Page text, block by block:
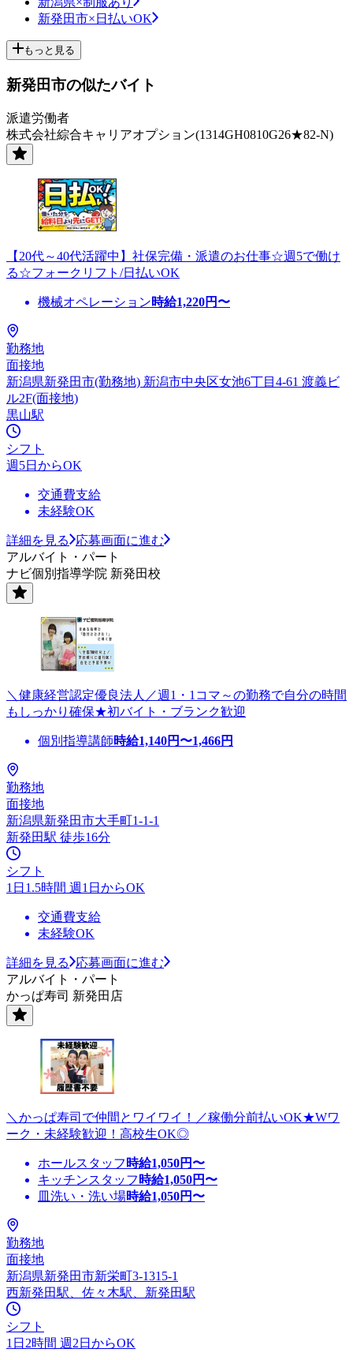
新発田市×日払いOK
もっと見る
新発田市の似たバイト
派遣労働者
株式会社綜合キャリアオプション(1314GH0810G26★82-N)
【20代～40代活躍中】社保完備・派遣のお仕事☆週5で働け
る☆フォークリフト/日払いOK
機械オペレーション時給1,220円〜
勤務地
面接地
新潟県新発田市(勤務地) 新潟市中央区女池6丁目4-61 渡義ビ
ル2F(面接地)
黒山駅
シフト
週5日からOK
交通費支給
未経験OK
詳細を見る
応募画面に進む
アルバイト・パート
ナビ個別指導学院 新発田校
＼健康経営認定優良法人／週1・1コマ～の勤務で自分の時間
もしっかり確保★初バイト・ブランク歓迎
個別指導講師時給1,140円〜1,466円
勤務地
面接地
新潟県新発田市大手町1-1-1
新発田駅 徒歩16分
シフト
1日1.5時間 週1日からOK
交通費支給
未経験OK
詳細を見る
応募画面に進む
アルバイト・パート
かっぱ寿司 新発田店
＼かっぱ寿司で仲間とワイワイ！／稼働分前払いOK★Wワ
ーク・未経験歓迎！高校生OK◎
ホールスタッフ 時給1,050円〜
キッチンスタッフ 時給1,050円〜
皿洗い・洗い場時給1,050円〜
勤務地
面接地
新潟県新発田市新栄町3-1315-1
西新発田駅、佐々木駅、新発田駅
シフト
1日2時間 週2日からOK